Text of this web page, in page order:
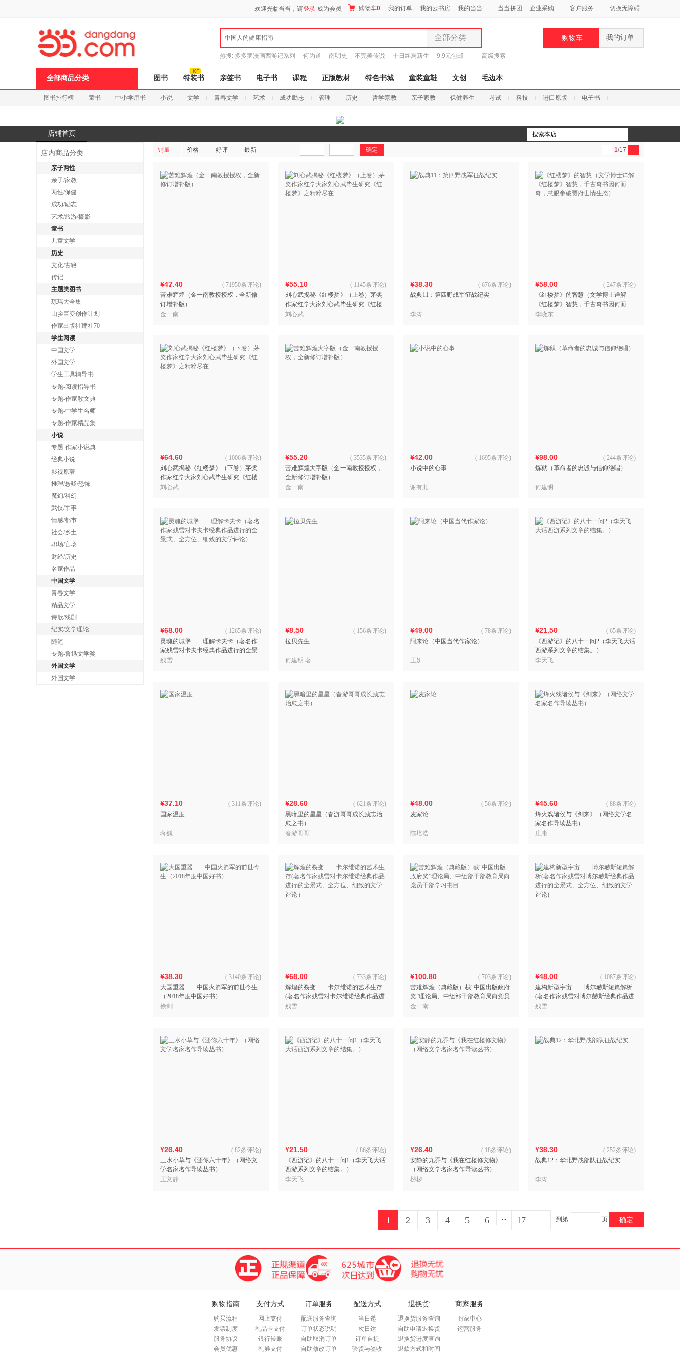
欢迎光临当当，请登录 成为会员 购物车0 我的订单 我的云书房 我的当当 当当拼团 企业采购 客户服务 切换无障碍
中国人的健康指南 全部分类
全部分类
图书
电子书
音像
时尚美妆
童装童鞋
手机通讯
家用电器
热搜: 多多罗漫画西游记系列 何为道 南明史 不完美传说 十日终焉新生 9.9元包邮 高级搜索
购物车 我的订单
全部商品分类 图书 特装书 亲签书 电子书 课程 正版教材 特色书城 童装童鞋 文创 毛边本
图书排行榜 童书 中小学用书 小说 文学 青春文学 艺术 成功励志 管理 历史 哲学宗教 亲子家教 保健养生 考试 科技 进口原版 电子书
店铺首页
店内商品分类
亲子两性
亲子/家教
两性/保健
成功/励志
艺术/旅游/摄影
童书
儿童文学
历史
文化/古籍
传记
主题类图书
琼瑶大全集
山乡巨变创作计划
作家出版社建社70
学生阅读
中国文学
外国文学
学生工具辅导书
专题-阅读指导书
专题-作家散文典
专题-中学生名师
专题-作家精品集
小说
专题-作家小说典
经典小说
影视原著
推理/悬疑/恐怖
魔幻/科幻
武侠/军事
情感/都市
社会/乡土
职场/官场
财经/历史
名家作品
中国文学
青春文学
精品文学
诗歌/戏剧
纪实/文学理论
随笔
专题-鲁迅文学奖
外国文学
外国文学
销量 价格 好评 最新 1/17
¥47.40
苦难辉煌（金一南教授授权，全新修
订增补版）
( 71950条评论)
金一南
¥55.10
刘心武揭秘《红楼梦》（上卷）茅奖
作家红学大家刘心武毕生研究《红楼
梦》之精粹尽在
( 1145条评论)
刘心武
¥38.30
战典11：第四野战军征战纪实
( 676条评论)
李涛
¥58.00
《红楼梦》的智慧（文学博士详解
《红楼梦》智慧，千古奇书因何而
奇，慧眼参破贾府世情生态）
( 247条评论)
李晓东
¥64.60
刘心武揭秘《红楼梦》（下卷）茅奖
作家红学大家刘心武毕生研究《红楼
梦》之精粹尽在
( 1006条评论)
刘心武
¥55.20
苦难辉煌大字版（金一南教授授权，
全新修订增补版）
( 3535条评论)
金一南
¥42.00
小说中的心事
( 1695条评论)
谢有顺
¥98.00
炼狱（革命者的忠诚与信仰绝唱）
( 244条评论)
何建明
¥68.00
灵魂的城堡——理解卡夫卡（著名作
家残雪对卡夫卡经典作品进行的全景
式、全方位、细致的文学评论）
( 1265条评论)
残雪
¥8.50
拉贝先生
( 156条评论)
何建明 著
¥49.00
阿来论（中国当代作家论）
( 78条评论)
王妍
¥21.50
《西游记》的八十一问2（李天飞大话
西游系列文章的结集。）
( 65条评论)
李天飞
¥37.10
国家温度
( 311条评论)
蒋巍
¥28.60
黑暗里的星星（春游哥哥成长励志治
愈之书）
( 621条评论)
春游哥哥
¥48.00
麦家论
( 56条评论)
陈培浩
¥45.60
烽火戏诸侯与《剑来》（网络文学名
家名作导读丛书）
( 88条评论)
庄庸
¥38.30
大国重器——中国火箭军的前世今生
（2018年度中国好书）
( 3140条评论)
徐剑
¥68.00
辉煌的裂变――卡尔维诺的艺术生存
(著名作家残雪对卡尔维诺经典作品进
行的全景式、全方位、细致的文学评
( 733条评论)
残雪
¥100.80
苦难辉煌（典藏版）获“中国出版政府
奖”理论局、中组部干部教育局向党员
干部学习书目
( 703条评论)
金一南
¥48.00
建构新型宇宙——博尔赫斯短篇解析
(著名作家残雪对博尔赫斯经典作品进
行的全景式、全方位、细致的文学评
( 1087条评论)
残雪
¥26.40
三水小草与《还你六十年》（网络文
学名家名作导读丛书）
( 82条评论)
王文静
¥21.50
《西游记》的八十一问1（李天飞大话
西游系列文章的结集。）
( 86条评论)
李天飞
¥26.40
安静的九乔与《我在红楼修文物》
（网络文学名家名作导读丛书）
( 18条评论)
桫椤
¥38.30
战典12：华北野战部队征战纪实
( 252条评论)
李涛
到第 页 确定
1 2 3 4 5 6 ... 17
购物指南
购买流程
发票制度
服务协议
会员优惠
支付方式
网上支付
礼品卡支付
银行转账
礼券支付
订单服务
配送服务查询
订单状态说明
自助取消订单
自助修改订单
配送方式
当日递
次日达
订单自提
验货与签收
退换货
退换货服务查询
自助申请退换货
退换货进度查询
退款方式和时间
商家服务
商家中心
运营服务
页
浪